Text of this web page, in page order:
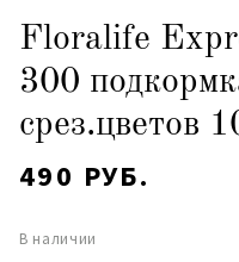
Floralife
300
срез.цветов
490 РУБ.
В наличии